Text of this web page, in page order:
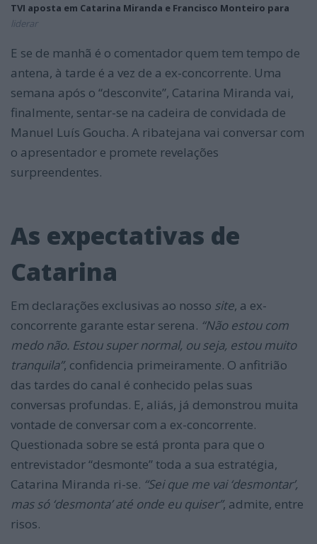
TVI aposta em Catarina Miranda e Francisco Monteiro para
liderar
E se de manhã é o comentador quem tem tempo de
antena, à tarde é a vez de a ex-concorrente. Uma
semana após o “desconvite”, Catarina Miranda vai,
finalmente, sentar-se na cadeira de convidada de
Manuel Luís Goucha. A ribatejana vai conversar com
o apresentador e promete revelações
surpreendentes.
As expectativas de
Catarina
Em declarações exclusivas ao nosso site, a ex-
concorrente garante estar serena. “Não estou com
medo não. Estou super normal, ou seja, estou muito
tranquila”, confidencia primeiramente. O anfitrião
das tardes do canal é conhecido pelas suas
conversas profundas. E, aliás, já demonstrou muita
vontade de conversar com a ex-concorrente.
Questionada sobre se está pronta para que o
entrevistador “desmonte” toda a sua estratégia,
Catarina Miranda ri-se. “Sei que me vai ‘desmontar’,
mas só ‘desmonta’ até onde eu quiser”, admite, entre
risos.